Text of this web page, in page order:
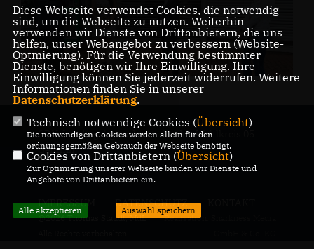
CDU-Landtagabgeordneter für den Wahlkreis 05
Genthin
IMPRESSUM DATENSCHUTZ
@2026 Thomas Staudt, MdL
Realisation: Sharkness Media
Diese Webseite verwendet Cookies, die notwendig
sind, um die Webseite zu nutzen. Weiterhin
verwenden wir Dienste von Drittanbietern, die uns
helfen, unser Webangebot zu verbessern (Website-
Optmierung). Für die Verwendung bestimmter
Dienste, benötigen wir Ihre Einwilligung. Ihre
Einwilligung können Sie jederzeit widerrufen. Weitere
Informationen finden Sie in unserer
Datenschutzerklärung.
Technisch notwendige Cookies (Übersicht)
Die notwendigen Cookies werden allein für den
ordnungsgemäßen Gebrauch der Webseite benötigt.
Cookies von Drittanbietern (Übersicht)
Zur Optimierung unserer Webseite binden wir Dienste und
Angebote von Drittanbietern ein.
Alle akzeptieren Auswahl speichern